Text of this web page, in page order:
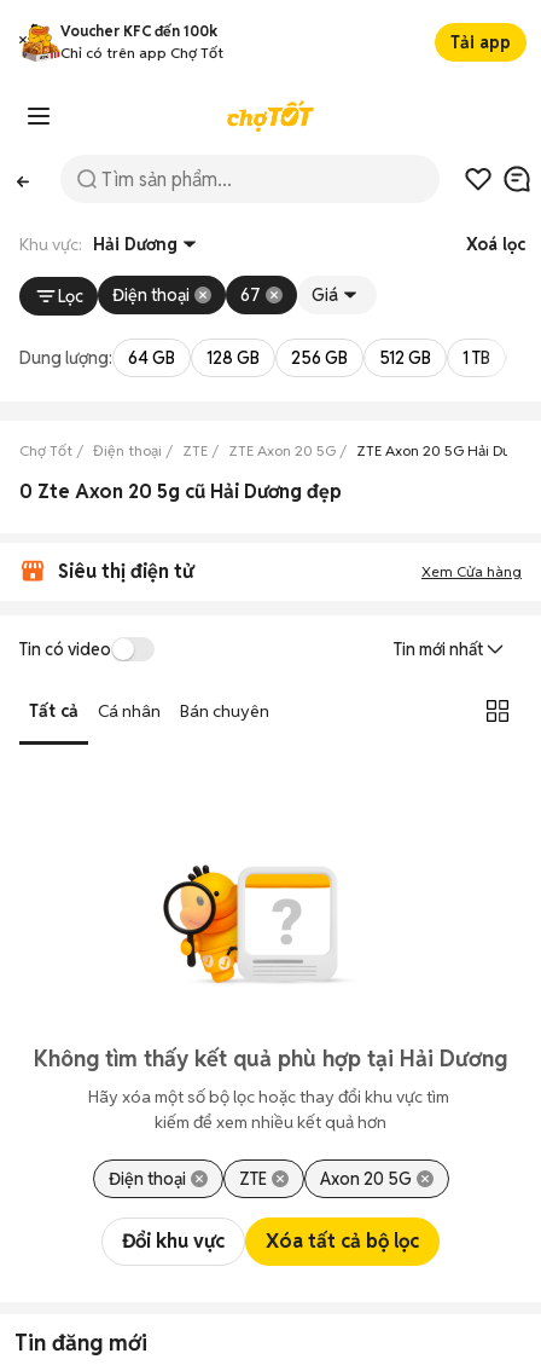
Voucher KFC đến 100k
Chỉ có trên app Chợ Tốt
Tải app
Khu vực: Hải Dương Xoá lọc
Lọc Điện thoại 67 Giá
Dung lượng: 64 GB 128 GB 256 GB 512 GB 1 TB
Chợ Tốt Điện thoại ZTE ZTE Axon 20 5G ZTE Axon 20 5G Hải Dương
0 Zte Axon 20 5g cũ Hải Dương đẹp
Siêu thị điện tử Xem Cửa hàng
Tin có video Tin mới nhất
Tất cả Cá nhân Bán chuyên
Không tìm thấy kết quả phù hợp tại Hải Dương
Hãy xóa một số bộ lọc hoặc thay đổi khu vực tìm
kiếm để xem nhiều kết quả hơn
Điện thoại ZTE Axon 20 5G
Đổi khu vực Xóa tất cả bộ lọc
Tin đăng mới